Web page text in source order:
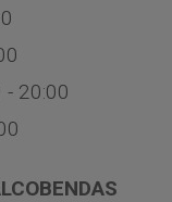
- 20:00